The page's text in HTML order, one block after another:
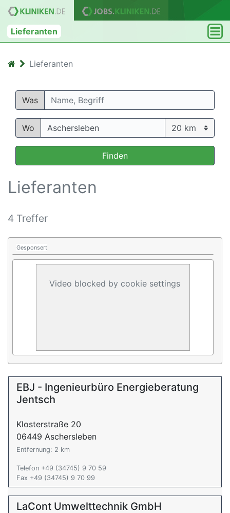
Lieferanten
Lieferanten
Was
Wo
Finden
Lieferanten
4 Treffer
Gesponsert
Video blocked by cookie settings
EBJ - Ingenieurbüro Energieberatung
Jentsch
Klosterstraße 20
06449 Aschersleben
Entfernung: 2 km
Telefon +49 (34745) 9 70 59
Fax +49 (34745) 9 70 99
LaCont Umwelttechnik GmbH